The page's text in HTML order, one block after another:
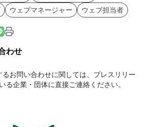
ウェブマネージャー ウェブ担当者
わせ
お問い合わせに関しては、プレスリリー
る企業・団体に直接ご連絡ください。